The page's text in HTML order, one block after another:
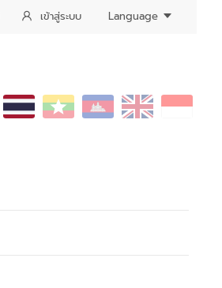
เข้าสู่ระบบ Language